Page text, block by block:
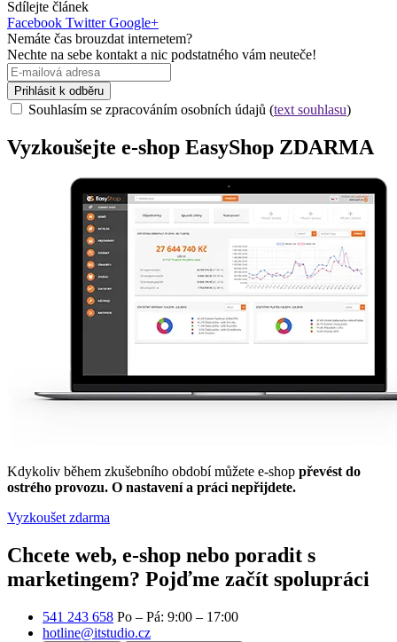
Sdílejte článek
Facebook Twitter Google+
Nemáte čas brouzdat internetem?
Nechte na sebe kontakt a nic podstatného vám neuteče!
Prihlásit k odběru
Souhlasím se zpracováním osobních údajů (text souhlasu)
Vyzkoušejte e-shop EasyShop ZDARMA
Kdykoliv během zkušebního období můžete e-shop převést do
ostrého provozu. O nastavení a práci nepřijdete.
Vyzkoušet zdarma
Chcete web, e-shop nebo poradit s
marketingem? Pojďme začít spolupráci
541 243 658 Po – Pá: 9:00 – 17:00
hotline@itstudio.cz